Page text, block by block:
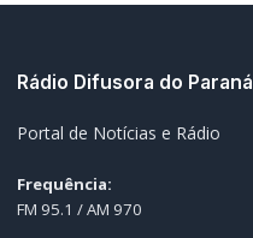
Rádio Difusora do Paraná
Portal de Notícias e Rádio
Frequência:
FM 95.1 / AM 970